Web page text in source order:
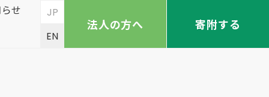
せ
JP
EN
法人の方へ 寄附する